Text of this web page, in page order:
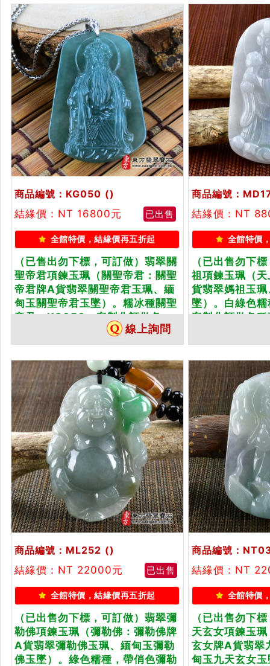
商品編號：KG050 ()
結緣價：NT 16800元
已出售
全館特價，結緣價再五折起
（已售出勿下標，可訂做）翡翠關
聖帝君項鍊玉珮（關聖帝君：關聖
帝君牌A貨翡翠關聖帝君玉珮、緬
甸玉關聖帝君玉墜）。糯冰種關聖
帝君，KG050。客製化訂做各...
線上詢問
商品編號：
結緣價：NT
全館特價
（已出售勿下
祖項鍊玉珮（
貨翡翠媽祖玉
墜）。白綠色
客製化訂做各
商品編號：ML252 ()
結緣價：NT 22000元
已出售
全館特價，結緣價再五折起
（已出售勿下標，可訂做）翡翠彌
勒佛項鍊玉珮（彌勒佛：彌勒佛牌
A貨翡翠彌勒佛玉珮、緬甸玉彌勒
佛玉墜）。綠色糯種，帶俏色彌勒
商品編號：
結緣價：NT
全館特價
（已出售勿下
天玄女項鍊玉
玄女牌A貨翡翠
甸玉九天玄女